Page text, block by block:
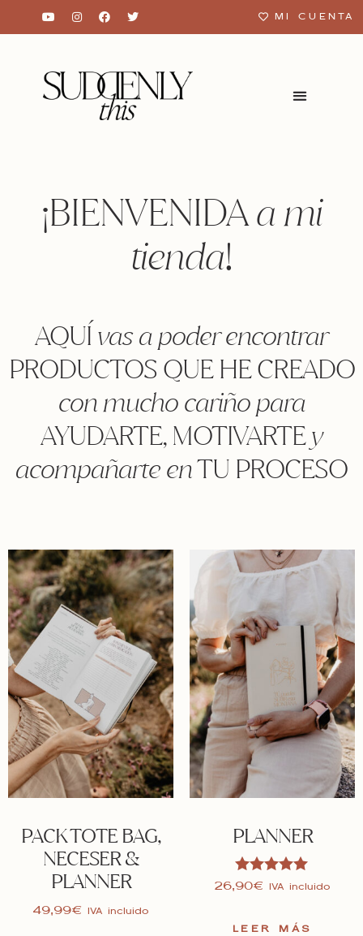
MI CUENTA
¡BIENVENIDAa mi
tienda!
AQUÍ vas a poder encontrar
PRODUCTOS QUE HE CREADO
con mucho cariño para
AYUDARTE, MOTIVARTEy
acompañarte enTU PROCESO
PACK TOTE BAG,
NECESER &
PLANNER
49,99€ IVA incluido
PLANNER
Valorado en
26,90€ IVA incluido
LEER MÁS